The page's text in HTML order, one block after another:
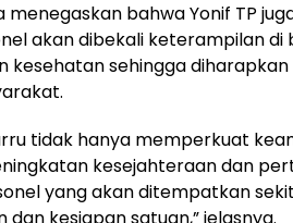
menegaskan bahwa Yonif TP
akan dibekali keterampilan di
kesehatan sehingga
tidak hanya memperkuat
kesejahteraan dan
yang akan ditempatkan